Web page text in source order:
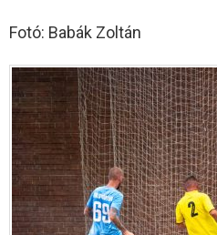
Fotó: Babák Zoltán